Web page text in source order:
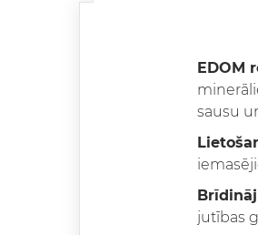
EDOM
sausu
jutības